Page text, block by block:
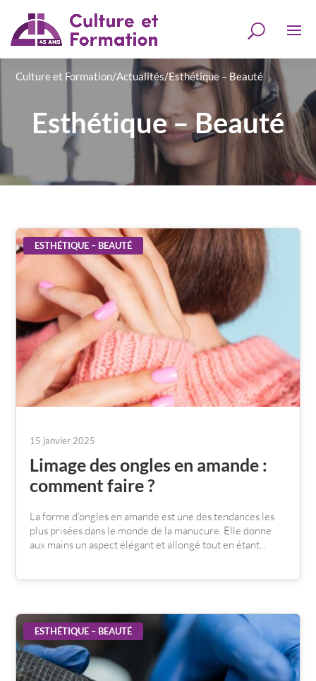
Culture et Formation/Actualités/Esthétique – Beauté
Esthétique – Beauté
ESTHÉTIQUE – BEAUTÉ
15 janvier 2025
Limage des ongles en amande :
comment faire ?
La forme d'ongles en amande est une des tendances les
plus prisées dans le monde de la manucure. Elle donne
aux mains un aspect élégant et allongé tout en étant...
ESTHÉTIQUE – BEAUTÉ